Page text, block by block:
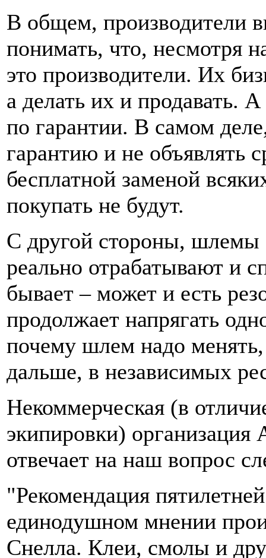
В общем, производители
понимать, что, несмотря
это производители. Их
а делать их и продавать.
по гарантии. В самом
гарантию и не объявлять
бесплатной заменой
покупать не будут.
С другой стороны,
реально отрабатывают и
бывает – может и есть
продолжает напрягать
почему шлем надо
дальше, в независимых
Некоммерческая (в
экипировки)
отвечает на наш вопрос
"Рекомендация
единодушном мнении
Снелла. Клеи, смолы и